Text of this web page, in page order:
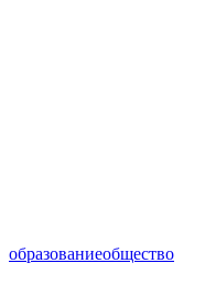
образованиеобщество